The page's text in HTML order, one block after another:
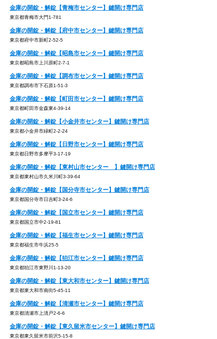
金庫の開錠・解錠【青梅市センター】鍵開け専門店
東京都青梅市大門1-781
金庫の開錠・解錠【府中市センター】鍵開け専門店
東京都府中市新町2-52-5
金庫の開錠・解錠【昭島市センター】鍵開け専門店
東京都昭島市上川原町2-7-1
金庫の開錠・解錠【調布市センター】鍵開け専門店
東京都調布市下石原1-51-3
金庫の開錠・解錠【町田市センター】鍵開け専門店
東京都町田市金森東4-39-14
金庫の開錠・解錠【小金井市センター】鍵開け専門店
東京都小金井市緑町2-2-24
金庫の開錠・解錠【日野市センター】鍵開け専門店
東京都日野市多摩平3-17-19
金庫の開錠・解錠【東村山市センター 】鍵開け専門店
東京都東村山市久米川町3-39-64
金庫の開錠・解錠【国分寺市センター】鍵開け専門店
東京都国分寺市日吉町3-24-6
金庫の開錠・解錠【国立市センター】鍵開け専門店
東京都国立市中2-19-81
金庫の開錠・解錠【福生市センター】鍵開け専門店
東京都福生市牛浜25-5
金庫の開錠・解錠【狛江市センター】鍵開け専門店
東京都狛江市東野川1-13-20
金庫の開錠・解錠【東大和市センター】鍵開け専門店
東京都東大和市南街5-45-11
金庫の開錠・解錠【清瀬市センター】鍵開け専門店
東京都清瀬市上清戸2-6-6
金庫の開錠・解錠【東久留米市センター】鍵開け専門店
東京都東久留米市前沢5-15-8